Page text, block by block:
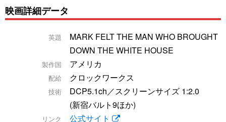
映画詳細データ
英題
MARK FELT THE MAN WHO BROUGHT
DOWN THE WHITE HOUSE
製作国 アメリカ
配給 クロックワークス
技術
DCP5.1ch／スクリーンサイズ 1:2.0
(新宿バルト9ほか)
リンク 公式サイト